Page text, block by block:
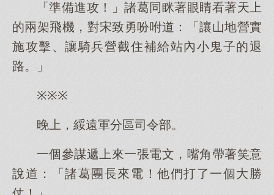
「準備進攻！」諸葛同眯著眼睛看著天上
的兩架飛機，對宋致勇吩咐道：「讓山地營實
施攻擊、讓騎兵營截住補給站內小鬼子的退
路。」
※※※
晚上，綏遠軍分區司令部。
一個參謀遞上來一張電文，嘴角帶著笑意
說道：「諸葛團長來電！他們打了一個大勝